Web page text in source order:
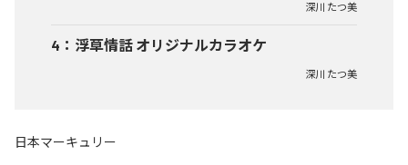
深川 たつ美
4 ： 浮草情話 オリジナルカラオケ
深川 たつ美
日本マーキュリー